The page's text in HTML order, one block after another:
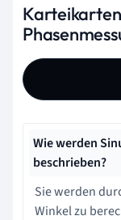
Wie werden
beschrieben?
Sie werden
Winkel zu